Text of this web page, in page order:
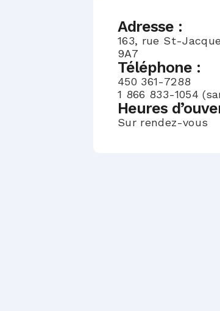
Adresse :
163, rue St-
9A7
Téléphone :
450 361-7288
1 866 833-1054
Heures
Sur rendez-vous